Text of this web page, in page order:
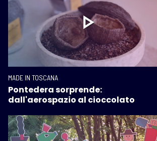
MADE IN TOSCANA
Pontedera sorprende:
dall'aerospazio al cioccolato